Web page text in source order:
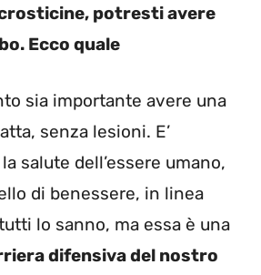
potresti avere
Ecco quale
sia importante avere una
senza lesioni. E’
salute dell’essere umano,
di benessere, in linea
lo sanno, ma essa è una
difensiva del nostro